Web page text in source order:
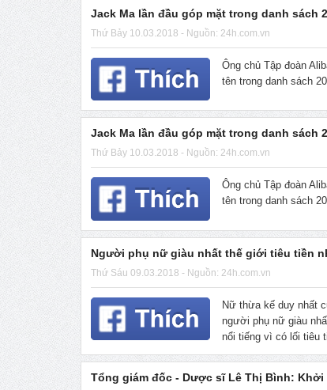
Jack Ma lần đầu góp mặt trong danh
Thứ Bảy 10.03.2018 - Nguồn: 24h.com.vn
Ông chủ Tập đoàn
tên trong danh sách
Jack Ma lần đầu góp mặt trong danh
Thứ Bảy 10.03.2018 - Nguồn: 24h.com.vn
Ông chủ Tập đoàn
tên trong danh sách
Người phụ nữ giàu nhất thế giới tiêu tiền
Thứ Sáu 09.03.2018 - Nguồn: 24h.com.vn
Nữ thừa kế duy nhất
người phụ nữ giàu
nổi tiếng vì có lối tiêu
Tổng giám đốc - Dược sĩ Lê Thị Bình: